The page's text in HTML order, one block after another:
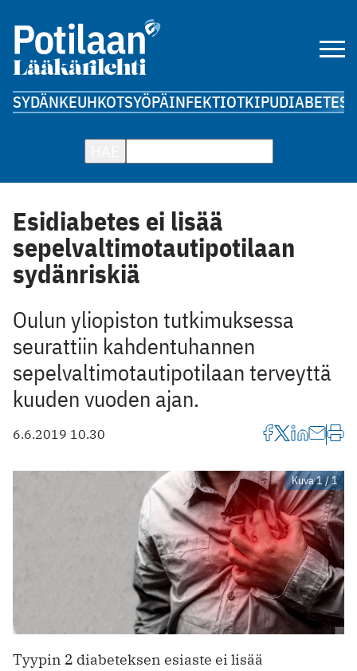
SYDÄNKEUHKOTSYÖPÄINFEKTIOTKIPUDIABETES
Esidiabetes ei lisää
sepelvaltimotautipotilaan
sydänriskiä
Oulun yliopiston tutkimuksessa
seurattiin kahdentuhannen
sepelvaltimotautipotilaan terveyttä
kuuden vuoden ajan.
6.6.2019 10.30
Kuva 1 / 1
Tyypin 2 diabeteksen esiaste ei lisää